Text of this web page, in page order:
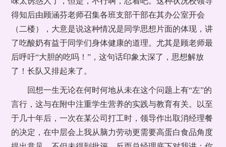
得知后由顾涵芬老师召集各班支部干部在其办公室开会
（二楼），大意是说这种情况是同学思想片面的体现，讲
了吃酸奶有益于同学们身体健康的道理。尤其是顾老师最
后呼吁“大胆的吃吗！”，这句话印象太深了，思想解放
了！长队又排起来了。
回想一生无论在何时何地从未在这个问题上有“左”的
言行，这与在附中注重学生营养的实践与教育有关。以至
于几十年后，一次在某公司打工时，领导作出取消经理餐
的决定，在中层会上我从脑力劳动更需要高蛋白食品角度